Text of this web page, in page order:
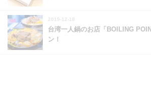
2019-12-18
台湾一人鍋のお店「BOILING
ン！